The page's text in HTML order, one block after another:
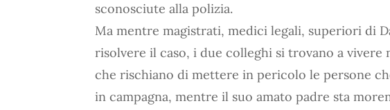
sconosciute alla polizia.
Ma mentre magistrati, medici legali, superiori di
risolvere il caso, i due colleghi si trovano a
che rischiano di mettere in pericolo le persone
in campagna, mentre il suo amato padre sta